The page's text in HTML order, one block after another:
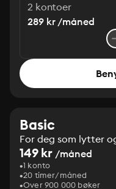
2 kontoer
289 kr /måned
Basic
For deg som lytter
149 kr /måned
1 konto
20 timer/måned
Over 900 000 bøker